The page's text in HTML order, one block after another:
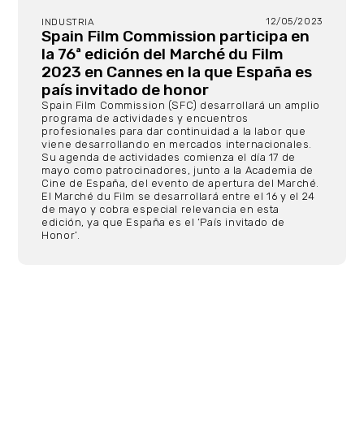
INDUSTRIA 12/05/2023
Spain Film Commission participa en
la 76ª edición del Marché du Film
2023 en Cannes en la que España es
país invitado de honor
Spain Film Commission (SFC) desarrollará un amplio
programa de actividades y encuentros
profesionales para dar continuidad a la labor que
viene desarrollando en mercados internacionales.
Su agenda de actividades comienza el día 17 de
mayo como patrocinadores, junto a la Academia de
Cine de España, del evento de apertura del Marché.
El Marché du Film se desarrollará entre el 16 y el 24
de mayo y cobra especial relevancia en esta
edición, ya que España es el ‘País invitado de
Honor’.